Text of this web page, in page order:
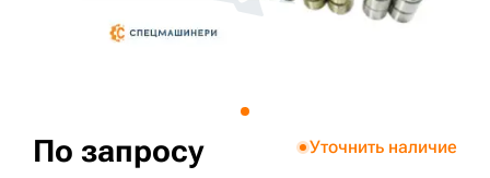
По запросу Уточнить наличие
sksale@skdst.ru